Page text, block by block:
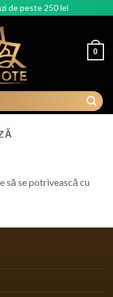
de peste 250 lei
0
să se potrivească cu